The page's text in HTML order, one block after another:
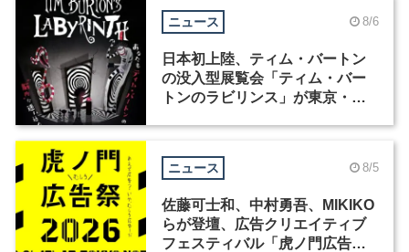
ニュース 8/6
日本初上陸、ティム・バートン
の没入型展覧会「ティム・バー
トンのラビリンス」が東京・豊
ニュース 8/5
佐藤可士和、中村勇吾、MIKIKO
らが登壇、広告クリエイティブ
フェスティバル「虎ノ門広告